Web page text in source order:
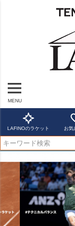
MENU
LAFINOのラケット お気